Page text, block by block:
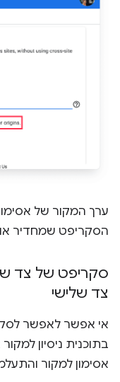
ערך המקור של
הסקריפט שמחדיר
סקריפט של צד
צד שלישי
אי אפשר לאפשר
בתוכנית ניסיון
אסימון למקור